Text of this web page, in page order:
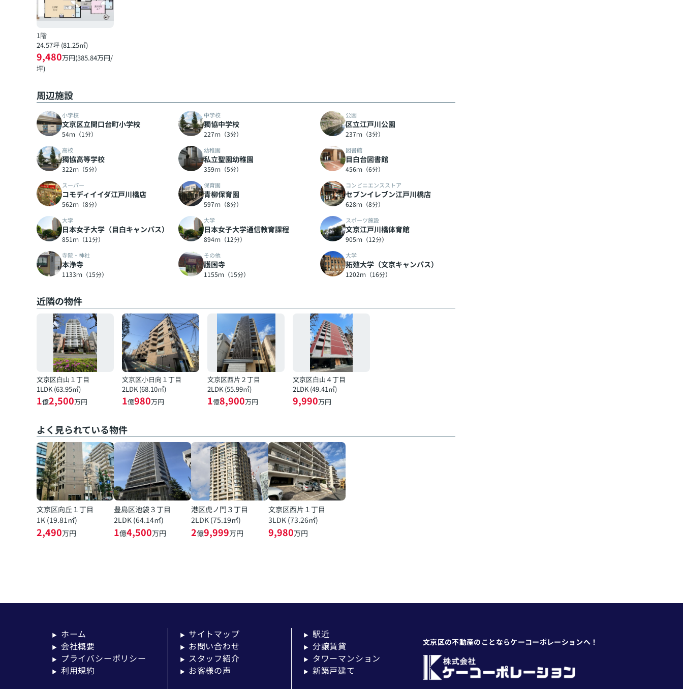
1階
24.57坪 (81.25㎡)
9,480万円(385.84万円/
坪)
周辺施設
小学校
文京区立関口台町小学校
54ｍ（1分）
中学校
獨協中学校
227ｍ（3分）
公園
区立江戸川公園
237ｍ（3分）
高校
獨協高等学校
322ｍ（5分）
幼稚園
私立聖園幼稚園
359ｍ（5分）
図書館
目白台図書館
456ｍ（6分）
スーパー
コモディイイダ江戸川橋店
562ｍ（8分）
保育園
青柳保育園
597ｍ（8分）
コンビニエンスストア
セブンイレブン江戸川橋店
628ｍ（8分）
大学
日本女子大学（目白キャンパス）
851ｍ（11分）
大学
日本女子大学通信教育課程
894ｍ（12分）
スポーツ施設
文京江戸川橋体育館
905ｍ（12分）
寺院・神社
本浄寺
1133ｍ（15分）
その他
護国寺
1155ｍ（15分）
大学
拓殖大学（文京キャンパス）
1202ｍ（16分）
近隣の物件
文京区白山１丁目
1LDK (63.95㎡)
1億2,500万円
文京区小日向１丁目
2LDK (68.10㎡)
1億980万円
文京区西片２丁目
2LDK (55.99㎡)
1億8,900万円
文京区白山４丁目
2LDK (49.41㎡)
9,990万円
よく見られている物件
文京区向丘１丁目
1K (19.81㎡)
2,490万円
豊島区池袋３丁目
2LDK (64.14㎡)
1億4,500万円
港区虎ノ門３丁目
2LDK (75.19㎡)
2億9,999万円
文京区西片１丁目
3LDK (73.26㎡)
9,980万円
▶ ホーム
▶ 会社概要
▶ プライバシーポリシー
▶ 利用規約
▶ サイトマップ
▶ お問い合わせ
▶ スタッフ紹介
▶ お客様の声
▶ 駅近
▶ 分譲賃貸
▶ タワーマンション
▶ 新築戸建て
文京区の不動産のことならケーコーポレーションへ！